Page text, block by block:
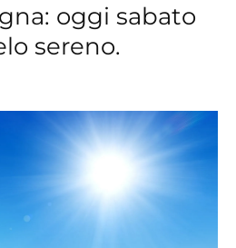
oggi sabato
sereno.